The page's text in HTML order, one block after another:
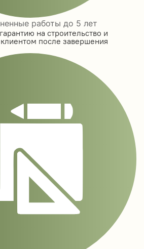
работы до 5 лет
на строительство и
после завершения